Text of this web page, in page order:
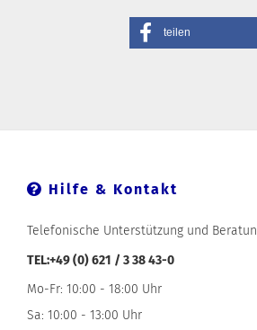
teilen
Hilfe & Kontakt
Telefonische Unterstützung und
TEL:+49 (0) 621 / 3 38 43-0
Mo-Fr: 10:00 - 18:00 Uhr
Sa: 10:00 - 13:00 Uhr